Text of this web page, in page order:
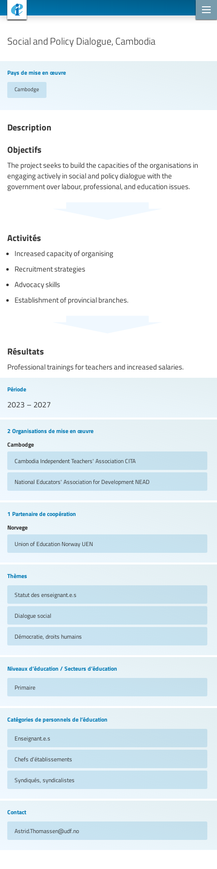
Social and Policy Dialogue, Cambodia
Pays de mise en œuvre
Cambodge
Description
Objectifs
The project seeks to build the capacities of the organisations in
engaging actively in social and policy dialogue with the
government over labour, professional, and education issues.
Activités
Increased capacity of organising
Recruitment strategies
Advocacy skills
Establishment of provincial branches.
Résultats
Professional trainings for teachers and increased salaries.
Période
2023 – 2027
2 Organisations de mise en œuvre
Cambodge
Cambodia Independent Teachers' AssociationCITA
National Educators' Association for Development NEAD
1 Partenaire de coopération
Norvege
Union of Education Norway UEN
Thèmes
Statut des enseignant.e.s
Dialogue social
Démocratie, droits humains
Niveaux d’éducation / Secteurs d’éducation
Primaire
Catégories de personnels de l’éducation
Enseignant.e.s
Chefs d’établissements
Syndiqués, syndicalistes
Contact
Astrid.Thomassen@udf.no